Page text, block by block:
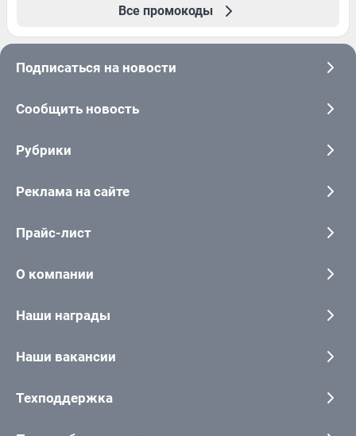
Все промокоды
Подписаться на новости
Сообщить новость
Рубрики
Реклама на сайте
Прайс-лист
О компании
Наши награды
Наши вакансии
Техподдержка